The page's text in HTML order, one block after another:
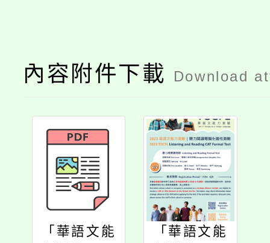
內容附件下載 Download
「華語文能
「華語文能